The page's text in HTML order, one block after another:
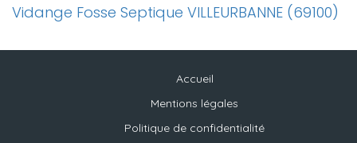
Vidange Fosse Septique VILLEURBANNE (69100)
Accueil
Mentions légales
Politique de confidentialité